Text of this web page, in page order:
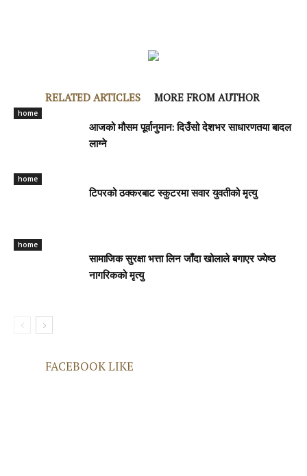
RELATED ARTICLES MORE FROM AUTHOR
home
आजको मौसम पूर्वानुमान: दिउँसो देशभर साधारणतया बादल
लाग्ने
home
टिपरको ठक्करबाट स्कुटरमा सवार युवतीको मृत्यु
home
सामाजिक सुरक्षा भत्ता लिन जाँदा खोलाले बगाएर ज्येष्ठ
नागरिकको मृत्यु
FACEBOOK LIKE